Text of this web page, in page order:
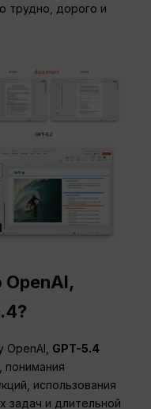
трудно, дорого и
OpenAI, GPT-5.4
понимания
использования
задач и длительной